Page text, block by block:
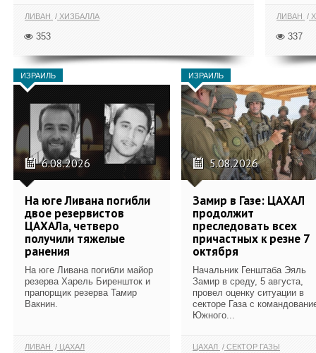
ЛИВАН ХИЗБАЛЛА
353
ЛИВАН
337
ИЗРАИЛЬ
6.08.2026
На юге Ливана погибли
двое резервистов
ЦАХАЛа, четверо
получили тяжелые
ранения
На юге Ливана погибли майор
резерва Харель Биреншток и
прапорщик резерва Тамир
Вакнин.
ЛИВАН ЦАХАЛ
ИЗРАИЛЬ
5.08.2026
Замир в Газе: ЦАХАЛ
продолжит
преследовать всех
причастных к резне 7
октября
Начальник Генштаба Эяль
Замир в среду, 5 августа,
провел оценку ситуации в
секторе Газа с
Южного...
ЦАХАЛ СЕКТОР ГАЗЫ